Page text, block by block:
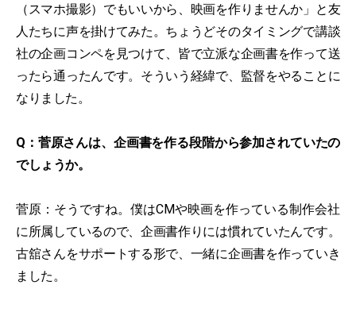
（スマホ撮影）でもいいから、映画を作りませんか」と友
人たちに声を掛けてみた。ちょうどそのタイミングで講談
社の企画コンペを見つけて、皆で立派な企画書を作って送
ったら通ったんです。そういう経緯で、監督をやることに
なりました。
Q：菅原さんは、企画書を作る段階から参加されていたの
でしょうか。
菅原：そうですね。僕はCMや映画を作っている制作会社
に所属しているので、企画書作りには慣れていたんです。
古舘さんをサポートする形で、一緒に企画書を作っていき
ました。